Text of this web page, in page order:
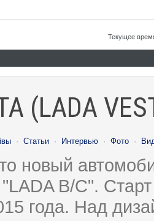
Текущее
(LADA
· Статьи · Интервью · Фото ·
новый
B/C".
года. Над